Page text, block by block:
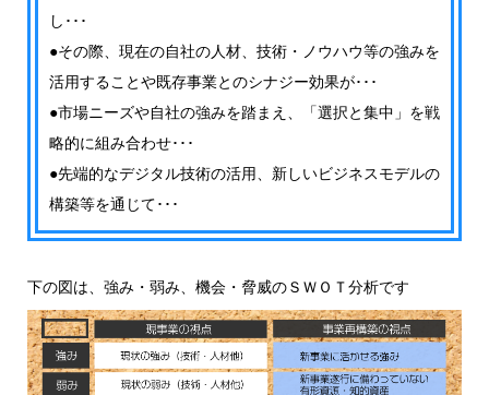
し･･･
●その際、現在の自社の人材、技術・ノウハウ等の強みを
活用することや既存事業とのシナジー効果が･･･
●市場ニーズや自社の強みを踏まえ、「選択と集中」を戦
略的に組み合わせ･･･
●先端的なデジタル技術の活用、新しいビジネスモデルの
構築等を通じて･･･
下の図は、強み・弱み、機会・脅威のＳＷＯＴ分析です